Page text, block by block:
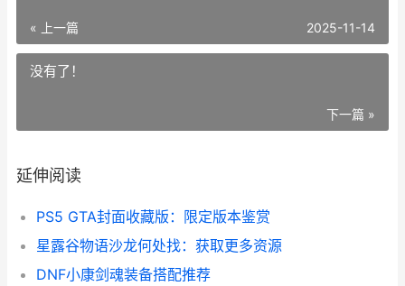
« 上一篇 2025-11-14
没有了！
下一篇 »
延伸阅读
PS5 GTA封面收藏版：限定版本鉴赏
星露谷物语沙龙何处找：获取更多资源
DNF小康剑魂装备搭配推荐